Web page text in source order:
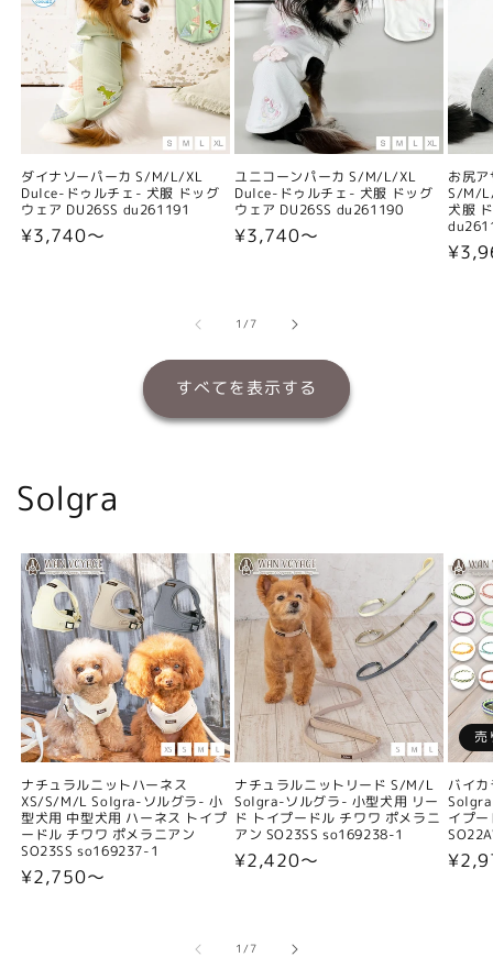
ダイナソーパーカ S/M/L/XL
Dulce-ドゥルチェ- 犬服 ドッグ
ウェア DU26SS du261191
通
¥3,740〜
ユニコーンパーカ S/M/L/XL
Dulce-ドゥルチェ- 犬服 ドッグ
ウェア DU26SS du261190
通
¥3,740〜
お尻
S/M/
犬服
通
1/の
7
すべてを表示する
Solgra
ナチュラルニットハーネス
XS/S/M/L Solgra-ソルグラ- 小
型犬用 中型犬用 ハーネス トイプ
ードル チワワ ポメラニアン
SO23SS so169237-1
通
¥2,750〜
ナチュラルニットリード S/M/L
Solgra-ソルグラ- 小型犬用 リー
ド トイプードル チワワ ポメラニ
アン SO23SS so169238-1
通
¥2,420〜
売
バイ
イプ
通
1/の
7